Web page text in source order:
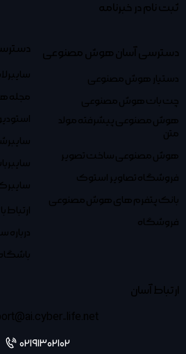
ثبت نام در خبرنامه
دسترسی آسان هوش مصنوعی
دستیار هوش مصنوعی
چت بات هوش مصنوعی
هوش مصنوعی پیشرفته مولد
متن
هوش مصنوعی ساخت تصویر
فروشگاه تصاویر استوک
بانک پتفرم های هوش مصنوعی
فروشگاه
مجله
ارتباط
درباره
ارتباط آسان
life.net
02191302102